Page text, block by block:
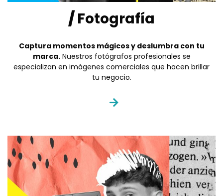
/Fotografía
Captura momentos mágicos y deslumbra con tu
marca.Nuestros fotógrafos profesionales se
especializan en imágenes comerciales que hacen brillar
tu negocio.